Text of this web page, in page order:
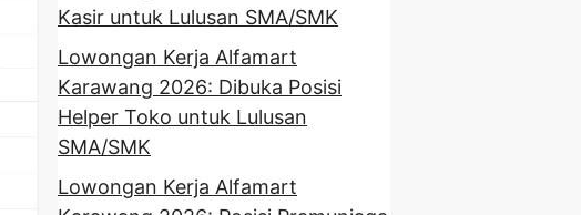
Kasir untuk Lulusan SMA/SMK
Lowongan Kerja Alfamart
Karawang 2026: Dibuka Posisi
Helper Toko untuk Lulusan
SMA/SMK
Lowongan Kerja Alfamart